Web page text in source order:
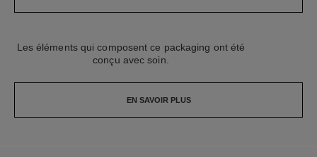
Les éléments qui composent ce packaging ont été
conçu avec soin.
EN SAVOIR PLUS